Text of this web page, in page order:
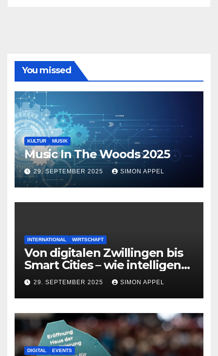
You missed
KULTUR MUSIK
Music In The Woods 2025
29. SEPTEMBER 2025 SIMON APPEL
INTERNATIONAL WIRTSCHAFT
Von digitalen Zwillingen bis
Smart Cities – wie intelligente
Systeme die Zukunft
gestalten
29. SEPTEMBER 2025 SIMON APPEL
DIGITAL EVENTS